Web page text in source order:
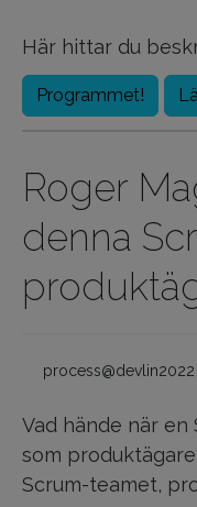
Här hittar du
Programmet!
Roger
denna
process@devlin2022
Vad hände när
som
Scrum-teamet,